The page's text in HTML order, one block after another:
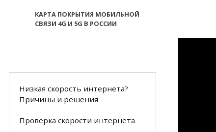
КАРТА ПОКРЫТИЯ МОБИЛЬНОЙ
СВЯЗИ 4G И 5G В РОССИИ
Низкая скорость интернета?
Причины и решения
Проверка скорости интернета